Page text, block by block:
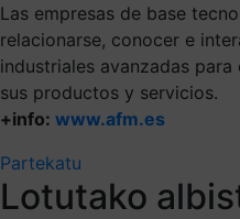
Las empresas de base
relacionarse, conocer e
industriales avanzadas
sus productos y servicios.
+info: www.afm.es
Partekatu
Lotutako